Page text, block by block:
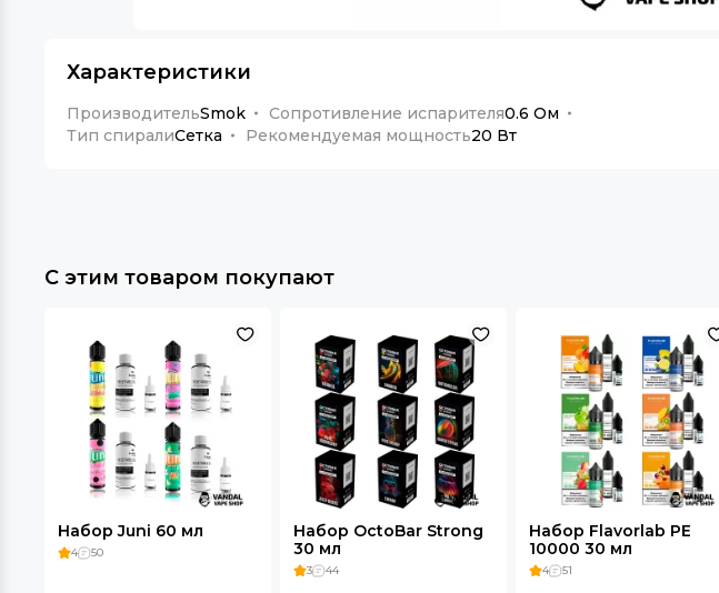
Характеристики
ПроизводительSmok Сопротивление испарителя0.6 Ом
Тип спиралиСетка Рекомендуемая мощность20 Вт
С этим товаром покупают
Набор Juni 60 мл
4 50
Набор OctoBar Strong
30 мл
3 44
Набор Flavorlab PE
10000 30 мл
4 51